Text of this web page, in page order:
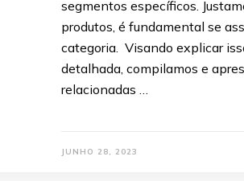
segmentos específicos.
produtos, é fundamental se
categoria. Visando explicar
detalhada, compilamos e
relacionadas …
JUNHO 28, 2023